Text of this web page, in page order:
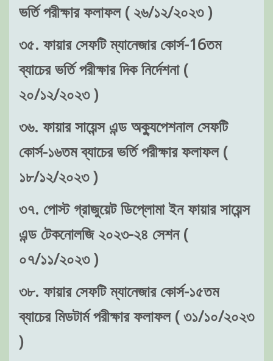
ভর্তি পরীক্ষার ফলাফল ( ২৬/১২/২০২৩ )
৩৫. ফায়ার সেফটি ম্যানেজার কোর্স-16তম
ব্যাচের ভর্তি পরীক্ষার দিক নির্দেশনা (
২০/১২/২০২৩ )
৩৬. ফায়ার সায়েন্স এন্ড অক্যুপেশনাল সেফটি
কোর্স-১৬তম ব্যাচের ভর্তি পরীক্ষার ফলাফল (
১৮/১২/২০২৩ )
৩৭. পোস্ট গ্রাজুয়েট ডিপ্লোমা ইন ফায়ার সায়েন্স
এন্ড টেকনোলজি ২০২৩-২৪ সেশন (
০৭/১১/২০২৩ )
৩৮. ফায়ার সেফটি ম্যানেজার কোর্স-১৫তম
ব্যাচের মিডটার্ম পরীক্ষার ফলাফল ( ৩১/১০/২০২৩
)